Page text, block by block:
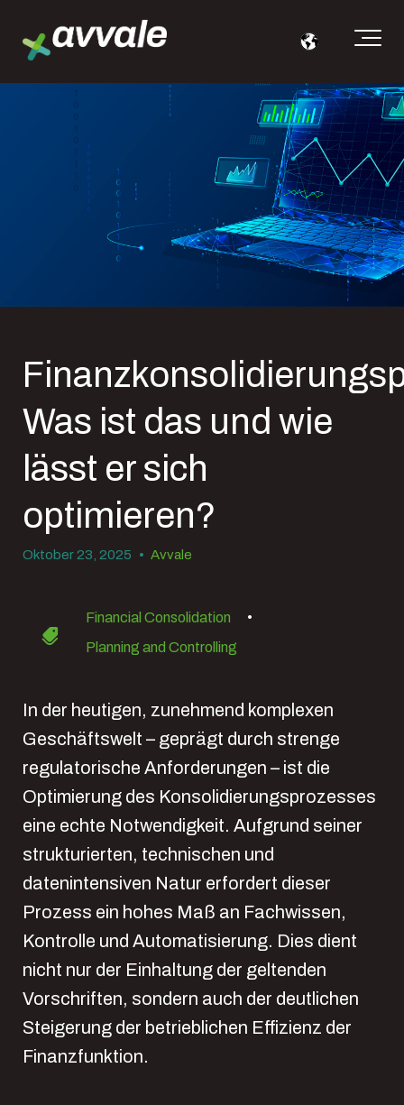
Was ist das und wie
lässt er sich
optimieren?
Oktober 23, 2025 • Avvale
Financial Consolidation
•
Planning and Controlling
In der heutigen, zunehmend komplexen
Geschäftswelt – geprägt durch strenge
regulatorische Anforderungen – ist die
Optimierung des Konsolidierungsprozesses
eine echte Notwendigkeit. Aufgrund seiner
strukturierten, technischen und
datenintensiven Natur erfordert dieser
Prozess ein hohes Maß an Fachwissen,
Kontrolle und Automatisierung. Dies dient
nicht nur der Einhaltung der geltenden
Vorschriften, sondern auch der deutlichen
Steigerung der betrieblichen Effizienz der
Finanzfunktion.